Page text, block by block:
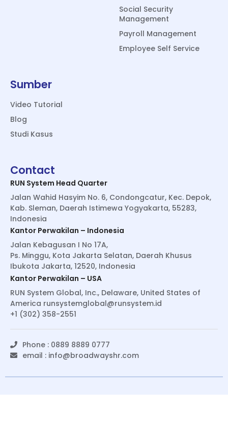
Social Security
Management
Payroll Management
Employee Self Service
Sumber
Video Tutorial
Blog
Studi Kasus
Contact
RUN System Head Quarter
Jalan Wahid Hasyim No. 6, Condongcatur, Kec. Depok,
Kab. Sleman, Daerah Istimewa Yogyakarta, 55283,
Indonesia
Kantor Perwakilan – Indonesia
Jalan Kebagusan I No 17A,
Ps. Minggu, Kota Jakarta Selatan, Daerah Khusus
Ibukota Jakarta, 12520, Indonesia
Kantor Perwakilan – USA
RUN System Global, Inc., Delaware, United States of
America runsystemglobal@runsystem.id
+1 (302) 358-2551
Phone : 0889 8889 0777
email : info@broadwayshr.com